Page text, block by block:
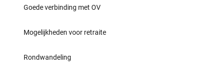
Goede verbinding met OV
Mogelijkheden voor retraite
Rondwandeling